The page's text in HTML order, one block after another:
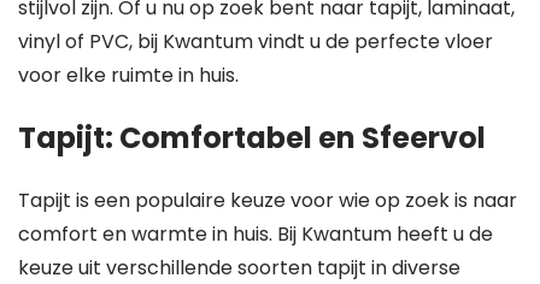
stijlvol zijn. Of u nu op zoek bent naar tapijt, laminaat,
vinyl of PVC, bij Kwantum vindt u de perfecte vloer
voor elke ruimte in huis.
Tapijt: Comfortabel en Sfeervol
Tapijt is een populaire keuze voor wie op zoek is naar
comfort en warmte in huis. Bij Kwantum heeft u de
keuze uit verschillende soorten tapijt in diverse